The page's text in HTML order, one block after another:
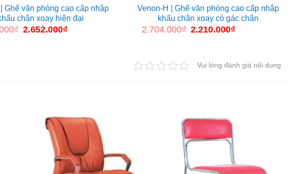
Ghế văn phòng cao cấp nhập
chân xoay hiện đại
₫ Giá
2.652.000₫Giá
Venon-H | Ghế văn phòng cao cấp nhập
khẩu chân xoay có gác chân
2.704.000₫ Giá
2.210.000₫Giá
2.210.000₫.
Vui lòng đánh giá nội dung